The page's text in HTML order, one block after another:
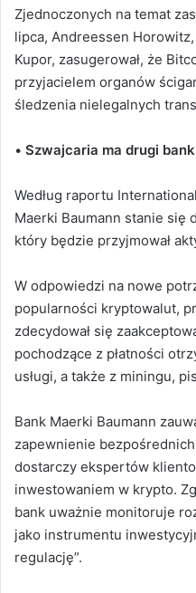
Zjednoczonych na temat
lipca, Andreessen
Kupor, zasugerował, że
przyjacielem organów
śledzenia nielegalnych
• Szwajcaria ma drugi
Według raportu
Maerki Baumann stanie się
który będzie przyjmował
W odpowiedzi na nowe
popularności kryptowalut,
zdecydował się
pochodzące z płatności
usługi, a także z miningu,
Bank Maerki Baumann
zapewnienie
dostarczy ekspertów
inwestowaniem w krypto.
bank uważnie monitoruje
jako instrumentu
regulację”.